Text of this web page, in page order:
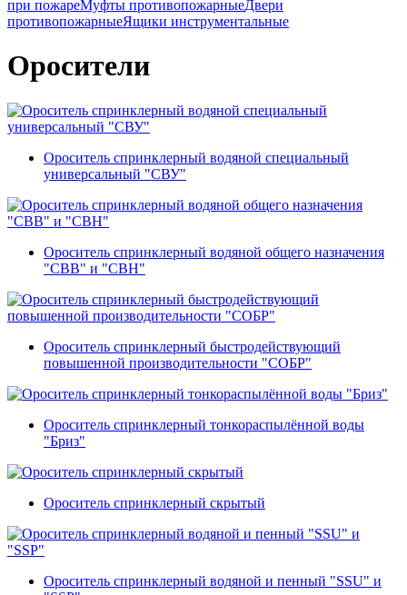
при пожареМуфты противопожарныеДвери
противопожарныеЯщики инструментальные
Оросители
Ороситель спринклерный водяной специальный
универсальный "СВУ"
Ороситель спринклерный водяной общего назначения
"СВВ" и "СВН"
Ороситель спринклерный быстродействующий
повышенной производительности "СОБР"
Ороситель спринклерный тонкораспылённой воды
"Бриз"
Ороситель спринклерный скрытый
Ороситель спринклерный водяной и пенный "SSU" и